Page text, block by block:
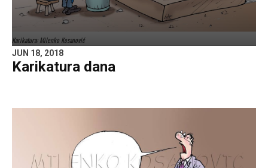
Karikatura: Milenko Kosanović
JUN 18, 2018
Karikatura dana